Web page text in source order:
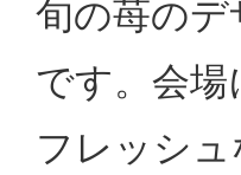
旬の苺の
です。会
フレッシ